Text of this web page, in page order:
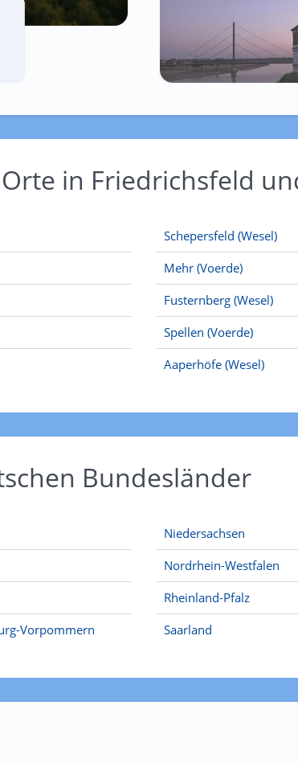
in Friedrichsfeld
Schepersfeld (Wesel)
Mehr (Voerde)
Fusternberg (Wesel)
Spellen (Voerde)
Aaperhöfe (Wesel)
Bundesländer
Vorpommern
Niedersachsen
Nordrhein-Westfalen
Rheinland-Pfalz
Saarland